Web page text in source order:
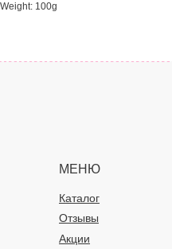
Weight: 100g
МЕНЮ
Каталог
Отзывы
Акции